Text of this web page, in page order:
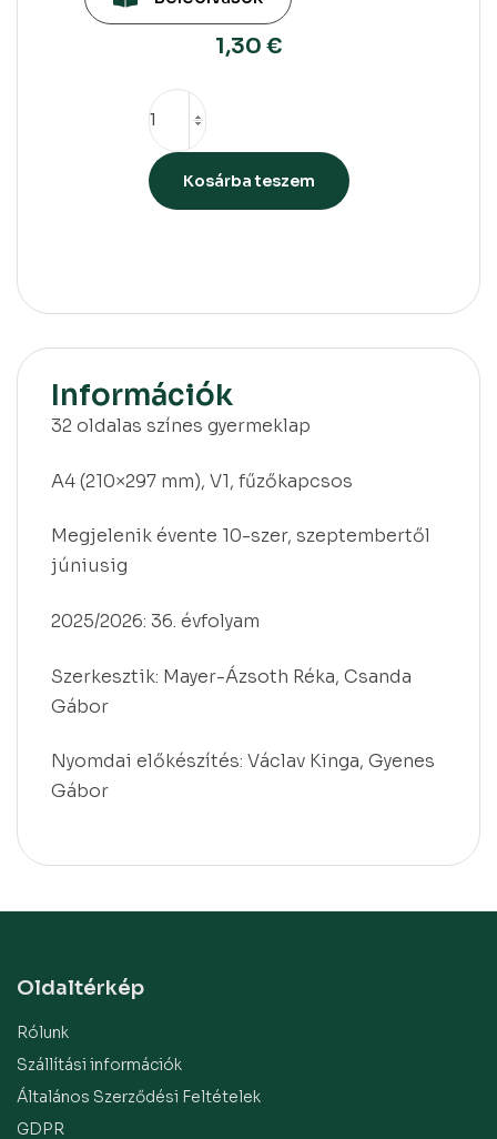
1,30 €
Kosárba teszem
Információk
32 oldalas színes gyermeklap
A4 (210×297 mm), V1, fűzőkapcsos
Megjelenik évente 10-szer, szeptembertől
júniusig
2025/2026: 36. évfolyam
Szerkesztik: Mayer-Ázsoth Réka, Csanda
Gábor
Nyomdai előkészítés: Václav Kinga, Gyenes
Gábor
Oldaltérkép
Rólunk
Szállítási információk
Általános Szerződési Feltételek
GDPR